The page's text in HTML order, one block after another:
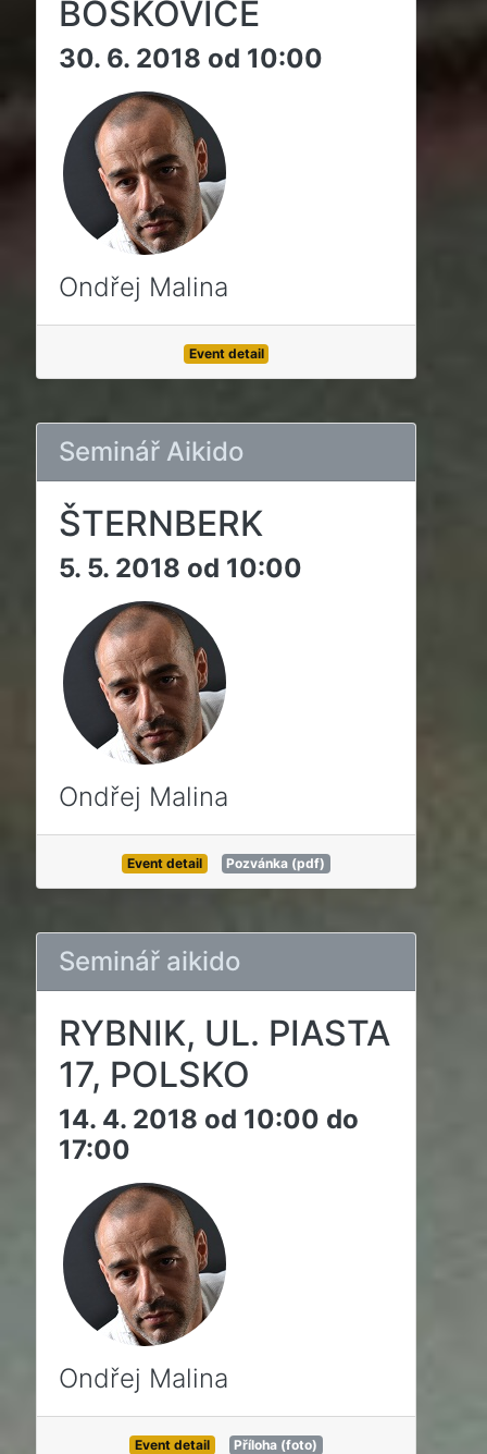
BOSKOVICE
30. 6. 2018 od 10:00
Ondřej Malina
Event detail
Seminář Aikido
ŠTERNBERK
5. 5. 2018 od 10:00
Ondřej Malina
Event detail Pozvánka (pdf)
Seminář aikido
RYBNIK, UL. PIASTA
17, POLSKO
14. 4. 2018 od 10:00 do
17:00
Ondřej Malina
Event detail Příloha (foto)